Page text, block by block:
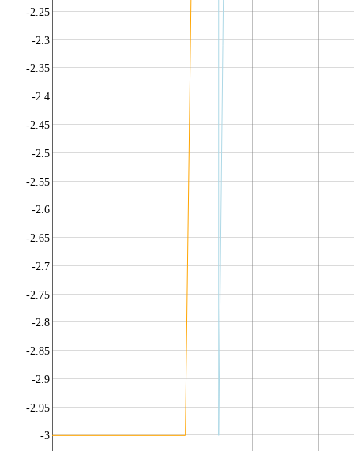
-3
-2.95
-2.9
-2.85
-2.8
-2.75
-2.7
-2.65
-2.6
-2.55
-2.5
-2.45
-2.4
-2.35
-2.3
-2.25